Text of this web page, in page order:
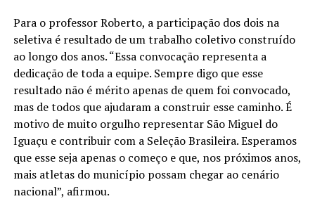
Para o professor Roberto, a participação dos dois na
seletiva é resultado de um trabalho coletivo construído
ao longo dos anos. “Essa convocação representa a
dedicação de toda a equipe. Sempre digo que esse
resultado não é mérito apenas de quem foi convocado,
mas de todos que ajudaram a construir esse caminho. É
motivo de muito orgulho representar São Miguel do
Iguaçu e contribuir com a Seleção Brasileira. Esperamos
que esse seja apenas o começo e que, nos próximos anos,
mais atletas do município possam chegar ao cenário
nacional”, afirmou.